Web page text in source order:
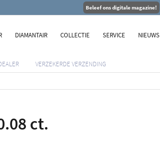
Beleef ons digitale magazine!
DIAMANTAIR COLLECTIE SERVICE NIEUWS
VERZEKERDE VERZENDING
ct.